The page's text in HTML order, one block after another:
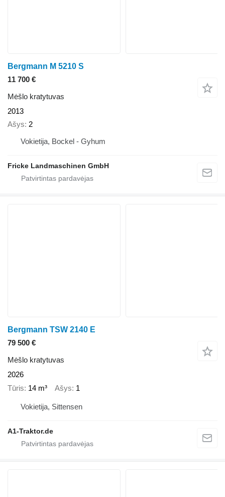
Bergmann M 5210 S
11 700 €
Mėšlo kratytuvas
2013
Ašys 2
Vokietija, Bockel - Gyhum
Fricke Landmaschinen GmbH
Bergmann TSW 2140 E
79 500 €
Mėšlo kratytuvas
2026
Tūris 14 m³ Ašys 1
Vokietija, Sittensen
A1-Traktor.de